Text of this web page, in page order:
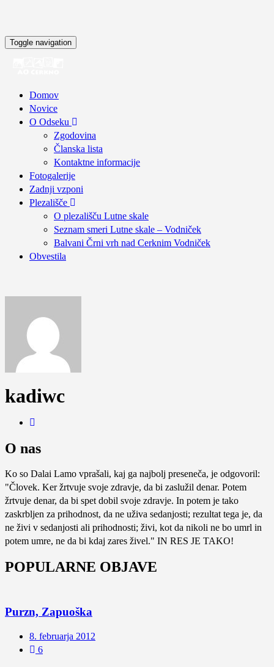
Toggle navigation
Domov
Novice
O Odseku
Zgodovina
Članska lista
Kontaktne informacije
Fotogalerije
Zadnji vzponi
Plezališče
O plezališču Lutne skale
Seznam smeri Lutne skale – Vodniček
Balvani Črni vrh nad Cerknim Vodniček
Obvestila
kadiwc
O nas
Ko so Dalai Lamo vprašali, kaj ga najbolj preseneča, je odgovoril:
"Človek. Ker žrtvuje svoje zdravje, da bi zaslužil denar. Potem
žrtvuje denar, da bi spet dobil svoje zdravje. In potem je tako
zaskrbljen za prihodnost, da ne uživa sedanjosti; rezultat tega je, da
ne živi v sedanjosti ali prihodnosti; živi, kot da nikoli ne bo umrl in
potem umre, ne da bi kdaj zares živel." IN RES JE TAKO!
POPULARNE OBJAVE
Purzn, Zapuoška
8. februarja 2012
6